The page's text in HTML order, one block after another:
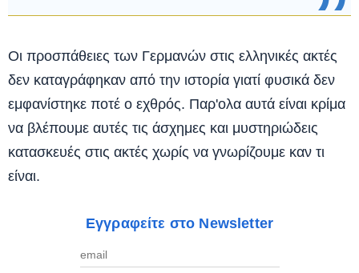
Οι προσπάθειες των Γερμανών στις ελληνικές ακτές
δεν καταγράφηκαν από την ιστορία γιατί φυσικά δεν
εμφανίστηκε ποτέ ο εχθρός. Παρ'ολα αυτά είναι κρίμα
να βλέπουμε αυτές τις άσχημες και μυστηριώδεις
κατασκευές στις ακτές χωρίς να γνωρίζουμε καν τι
είναι.
Εγγραφείτε στο Newsletter